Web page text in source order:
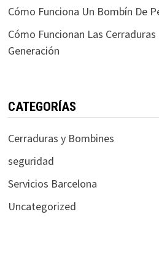
Cómo Funciona Un Bombín De
Cómo Funcionan Las
Generación
CATEGORÍAS
Cerraduras y Bombines
seguridad
Servicios Barcelona
Uncategorized